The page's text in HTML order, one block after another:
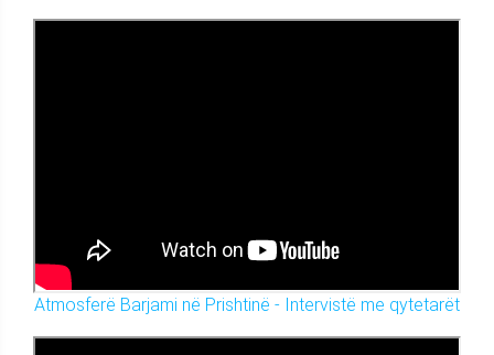
Atmosferë Barjami në Prishtinë - Intervistë me qytetarët